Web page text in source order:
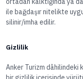
ile bağdaşır nitelikte
silinir/imha edilir.
Gizlilik
Anker Turizm dâhilindeki